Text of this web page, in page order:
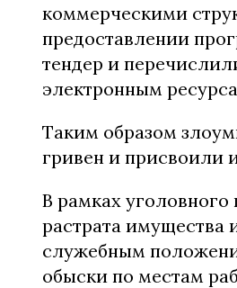
коммерческими
предоставлении
тендер и
электронным
Таким образом
гривен и присвоили
В рамках уголовного
растрата имущества
служебным
обыски по местам